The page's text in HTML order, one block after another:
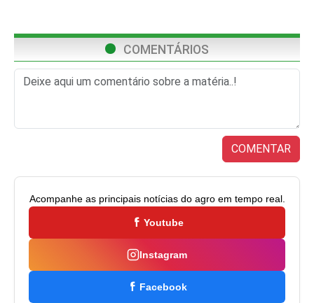
COMENTÁRIOS
COMENTAR
Acompanhe as principais notícias do agro em tempo real.
Youtube
Instagram
Facebook